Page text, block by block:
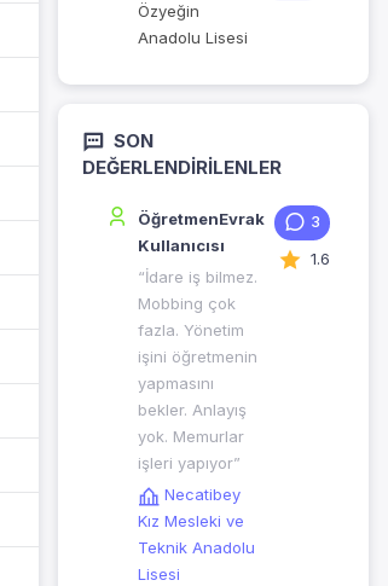
Özyeğin
Anadolu Lisesi
SON
DEĞERLENDIRILENLER
ÖğretmenEvrak
Kullanıcısı
“İdare iş bilmez.
Mobbing çok
fazla. Yönetim
işini öğretmenin
yapmasını
bekler. Anlayış
yok. Memurlar
işleri yapıyor”
Necatibey
Kız Mesleki ve
Teknik Anadolu
Lisesi
3
1.6